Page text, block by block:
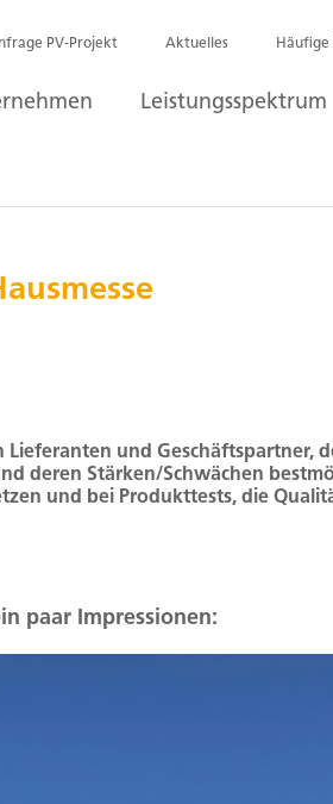
PV-Projekt Aktuelles Häufige
Leistungsspektrum
und Geschäftspartner,
deren Stärken/Schwächen
und bei Produkttests, die
paar Impressionen: